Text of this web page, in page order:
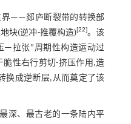
界——郯庐断裂带的转换部
块(逆冲-推覆构造) [22 。该
—拉张”周期性构造运动过
性右行剪切-挤压作用,造
成逆断层,从而奠定了该
深、最古老的一条陆内平